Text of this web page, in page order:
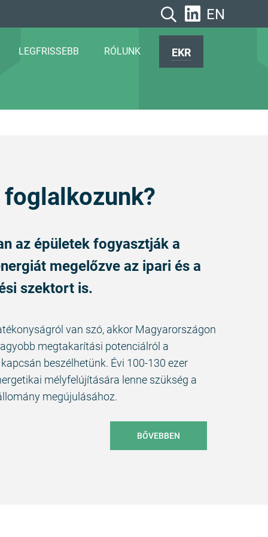
EN
LEGFRISSEBB RÓLUNK EKR
az épületek fogyasztják a
megelőzve az ipari és a
szektort is.
van szó, akkor Magyarországon
megtakarítási potenciálról a
beszélhetünk. Évi 100-130 ezer
mélyfelújítására lenne szükség a
megújulásához.
BŐVEBBEN